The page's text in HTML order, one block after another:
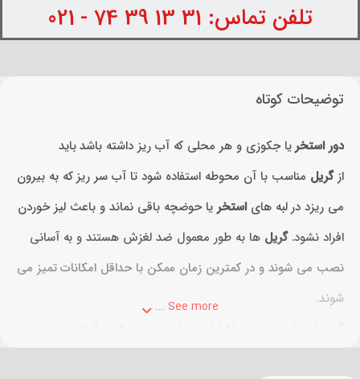
تلفن تماس: 31 13 39 74 - 021
توضیحات کوتاه
دور استخریا جکوزی و هر محلی که آب ریز داشته باشد باید
ازگریل مناسب با آن محوطه استفاده شود تا آب سر ریز که به بیرون
می ریزد در لبه هایاستخریا حوضچه باقی نماند و باعث لیز خوردن
افراد نشود.گریل ها به‌ طور معمول ضد لغزش هستند و به آسانی
نصب می شوند و در کمترین زمان ممکن با حداقل امکانات تمیز می
شوند.
See more ...